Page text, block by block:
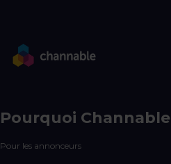
Pourquoi Channable
Pour les annonceurs